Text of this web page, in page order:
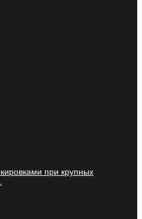
при крупных